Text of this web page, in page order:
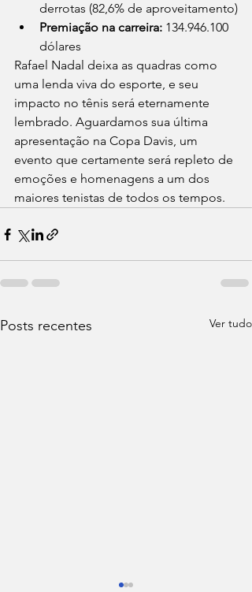
derrotas (82,6% de aproveitamento)
Premiação na carreira: 134.946.100
dólares
Rafael Nadal deixa as quadras como
uma lenda viva do esporte, e seu
impacto no tênis será eternamente
lembrado. Aguardamos sua última
apresentação na Copa Davis, um
evento que certamente será repleto de
emoções e homenagens a um dos
maiores tenistas de todos os tempos.
Posts recentes Ver tudo